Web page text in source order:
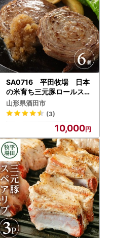
SA0716 平田牧場 日本
の米育ち三元豚ロールステ
ーキ 6個ギフト
山形県酒田市
(3)
10,000